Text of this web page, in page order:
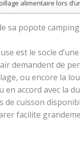
alimentaire lors
sa popote
est le socle
demandent de
ou encore la
en accord avec la
de cuisson
facilite